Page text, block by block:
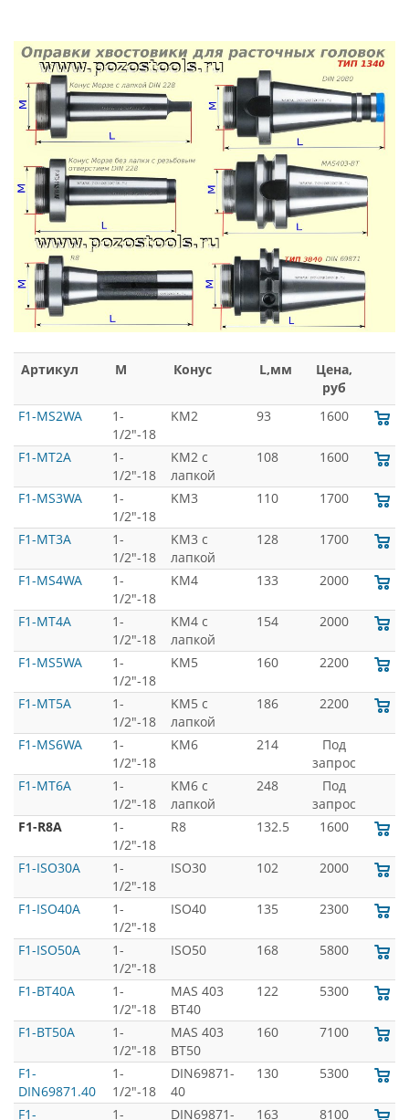
Артикул M Конус L,мм
Цена,
руб
F1-MS2WA
1-
1/2"-18
KM2 93 1600
F1-MT2A
1-
1/2"-18
KM2 с
лапкой
108 1600
F1-MS3WA
1-
1/2"-18
KM3 110 1700
F1-MT3A
1-
1/2"-18
KM3 с
лапкой
128 1700
F1-MS4WA
1-
1/2"-18
KM4 133 2000
F1-MT4A
1-
1/2"-18
KM4 с
лапкой
154 2000
F1-MS5WA
1-
1/2"-18
KM5 160 2200
F1-MT5A
1-
1/2"-18
KM5 с
лапкой
186 2200
F1-MS6WA
1-
1/2"-18
KM6 214
Под
запрос
F1-MT6A
1-
1/2"-18
KM6 с
лапкой
248
Под
запрос
F1-R8A
1-
1/2"-18
R8 132.5 1600
F1-ISO30A
1-
1/2"-18
ISO30 102 2000
F1-ISO40A
1-
1/2"-18
ISO40 135 2300
F1-ISO50A
1-
1/2"-18
ISO50 168 5800
F1-BT40A
1-
1/2"-18
MAS 403
BT40
122 5300
F1-BT50A
1-
1/2"-18
MAS 403
BT50
160 7100
F1-
DIN69871.40
1-
1/2"-18
DIN69871-
40
130 5300
F1-
1-
DIN69871-
163 8100